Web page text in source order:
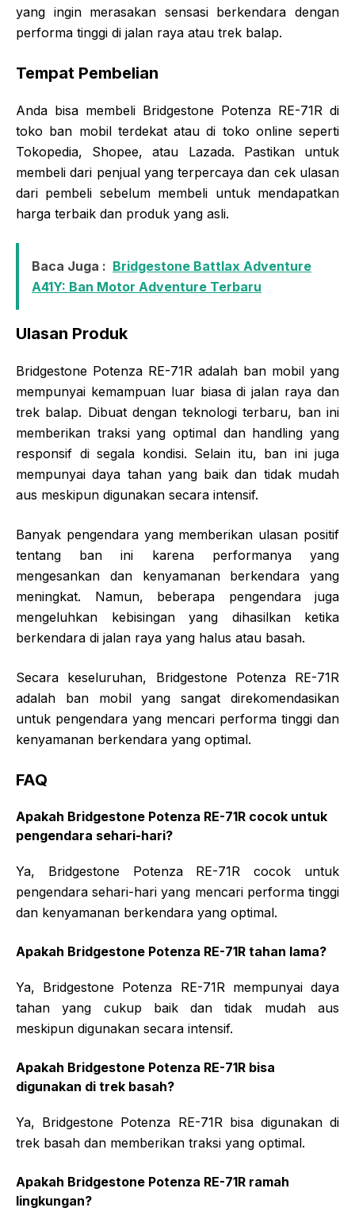
yang ingin merasakan sensasi berkendara dengan
performa tinggi di jalan raya atau trek balap.
Tempat Pembelian
Anda bisa membeli Bridgestone Potenza RE-71R di
toko ban mobil terdekat atau di toko online seperti
Tokopedia, Shopee, atau Lazada. Pastikan untuk
membeli dari penjual yang terpercaya dan cek ulasan
dari pembeli sebelum membeli untuk mendapatkan
harga terbaik dan produk yang asli.
Baca Juga : Bridgestone Battlax Adventure
A41Y: Ban Motor Adventure Terbaru
Ulasan Produk
Bridgestone Potenza RE-71R adalah ban mobil yang
mempunyai kemampuan luar biasa di jalan raya dan
trek balap. Dibuat dengan teknologi terbaru, ban ini
memberikan traksi yang optimal dan handling yang
responsif di segala kondisi. Selain itu, ban ini juga
mempunyai daya tahan yang baik dan tidak mudah
aus meskipun digunakan secara intensif.
Banyak pengendara yang memberikan ulasan positif
tentang ban ini karena performanya yang
mengesankan dan kenyamanan berkendara yang
meningkat. Namun, beberapa pengendara juga
mengeluhkan kebisingan yang dihasilkan ketika
berkendara di jalan raya yang halus atau basah.
Secara keseluruhan, Bridgestone Potenza RE-71R
adalah ban mobil yang sangat direkomendasikan
untuk pengendara yang mencari performa tinggi dan
kenyamanan berkendara yang optimal.
FAQ
Apakah Bridgestone Potenza RE-71R cocok untuk
pengendara sehari-hari?
Ya, Bridgestone Potenza RE-71R cocok untuk
pengendara sehari-hari yang mencari performa tinggi
dan kenyamanan berkendara yang optimal.
Apakah Bridgestone Potenza RE-71R tahan lama?
Ya, Bridgestone Potenza RE-71R mempunyai daya
tahan yang cukup baik dan tidak mudah aus
meskipun digunakan secara intensif.
Apakah Bridgestone Potenza RE-71R bisa
digunakan di trek basah?
Ya, Bridgestone Potenza RE-71R bisa digunakan di
trek basah dan memberikan traksi yang optimal.
Apakah Bridgestone Potenza RE-71R ramah
lingkungan?